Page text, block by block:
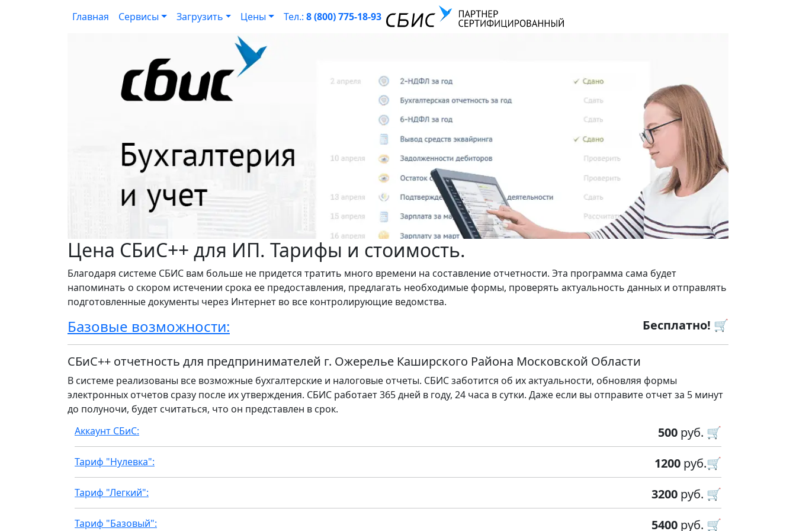
Главная Сервисы Загрузить Цены Тел.:8 (800) 775-18-93
Цена СБиС++ для ИП. Тарифы и стоимость.
Благодаря системе СБИС вам больше не придется тратить много времени на составление отчетности. Эта программа сама будет
напоминать о скором истечении срока ее предоставления, предлагать необходимые формы, проверять актуальность данных и отправлять
подготовленные документы через Интернет во все контролирующие ведомства.
Бесплатно! 🛒
Базовые возможности:
СБиС++ отчетность для предпринимателей г. Ожерелье Каширского Района Московской Области
В системе реализованы все возможные бухгалтерские и налоговые отчеты. СБИС заботится об их актуальности, обновляя формы
электронных отчетов сразу после их утверждения. СБИС работает 365 дней в году, 24 часа в сутки. Даже если вы отправите отчет за 5 минут
до полуночи, будет считаться, что он представлен в срок.
500 руб. 🛒
Аккаунт СБиС:
1200 руб.🛒
Тариф "Нулевка":
3200 руб. 🛒
Тариф "Легкий":
5400 руб. 🛒
Тариф "Базовый":